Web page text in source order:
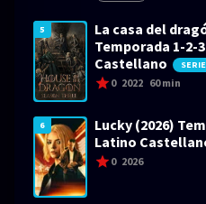
5
La casa del
Temporada 1-2-
Castellano
SERIE
0 2022 60 min
6
Lucky (2026)
Latino
0 2026